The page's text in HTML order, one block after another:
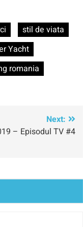
stil de viata
Yacht
romania
Next:
– Episodul TV #4